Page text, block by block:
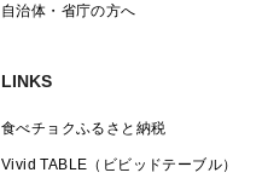
自治体・省庁の方へ
LINKS
食べチョクふるさと納税
Vivid TABLE（ビビッドテーブル）